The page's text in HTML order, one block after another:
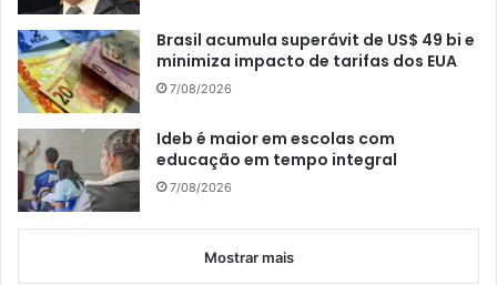
Brasil acumula superávit de US$ 49 bi e
minimiza impacto de tarifas dos EUA
7/08/2026
Ideb é maior em escolas com
educação em tempo integral
7/08/2026
Mostrar mais